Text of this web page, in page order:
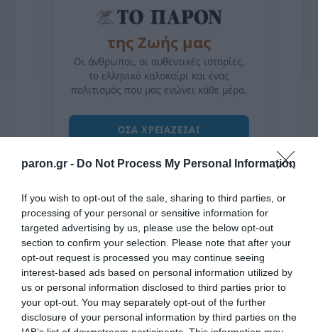
paron.gr - Do Not Process My Personal Information
If you wish to opt-out of the sale, sharing to third parties, or
processing of your personal or sensitive information for
targeted advertising by us, please use the below opt-out
section to confirm your selection. Please note that after your
opt-out request is processed you may continue seeing
interest-based ads based on personal information utilized by
us or personal information disclosed to third parties prior to
your opt-out. You may separately opt-out of the further
disclosure of your personal information by third parties on the
της Ζωής μας
Οι άνθρωποι, οι αυθεντικές ιστορίες,
το ελληνικό καλοκαίρι και ένας
πολιτισμός που μας ενώνει κάθε μέρα.
ΌΣΑ ΧΡΕΙΆΖΕΣΑΙ
ΡΟΗ ΕΙΔΗΣΕΩΝ
ΠΑΟΚ – Άντερλεχτ LIVE: Η τηλεοπτική μετάδοση του
αγώνα (OPEN)
Στη Μύκονο βρίσκεται η Nicole Kidman: Γεύμα στο
Nammos μαζί με Zoe Saldaña και Omar Epps
Ρένα Δούρου: Θολή συμφωνία που αφήνει ανοικτά